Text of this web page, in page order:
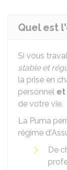
Quel est
Si vous
stable et
la prise en
personnel et
de votre vie.
La Puma
régime
De